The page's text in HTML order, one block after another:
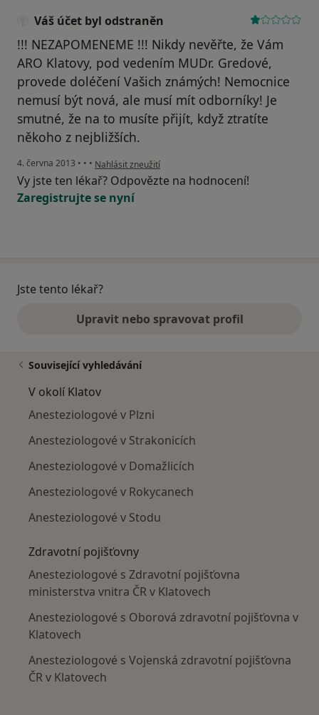
Váš účet byl odstraněn
!!! NEZAPOMENEME !!! Nikdy nevěřte, že Vám
ARO Klatovy, pod vedením MUDr. Gredové,
provede doléčení Vašich známých! Nemocnice
nemusí být nová, ale musí mít odborníky! Je
smutné, že na to musíte přijít, když ztratíte
někoho z nejbližších.
4. června 2013 • • • podle názoru uživatele Váš účet byl odstraněn
Nahlásit zneužití
Vy jste ten lékař? Odpovězte na hodnocení!
Zaregistrujte se nyní
Jste tento lékař?
Upravit nebo spravovat profil
Související vyhledávání
V okolí Klatov
Anesteziologové v Plzni
Anesteziologové v Strakonicích
Anesteziologové v Domažlicích
Anesteziologové v Rokycanech
Anesteziologové v Stodu
Zdravotní pojišťovny
Anesteziologové s Zdravotní pojišťovna
ministerstva vnitra ČR v Klatovech
Anesteziologové s Oborová zdravotní pojišťovna v
Klatovech
Anesteziologové s Vojenská zdravotní pojišťovna
ČR v Klatovech